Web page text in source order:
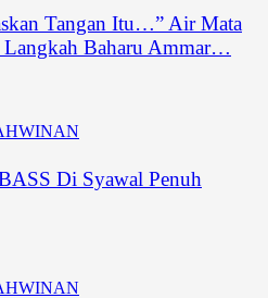
Tangan Itu…” Air Mata
Baharu Ammar…
Di Syawal Penuh